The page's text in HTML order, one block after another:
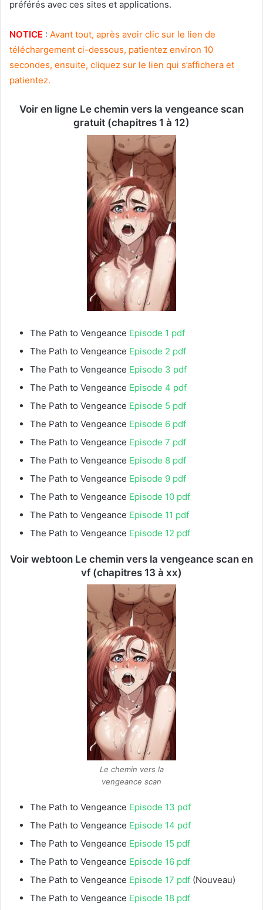
préférés avec ces sites et applications.
NOTICE : Avant tout, après avoir clic sur le lien de
téléchargement ci-dessous, patientez environ 10
secondes, ensuite, cliquez sur le lien qui s’affichera et
patientez.
Voir en ligne Le chemin vers la vengeance scan
gratuit (chapitres 1 à 12)
The Path to Vengeance Episode 1 pdf
The Path to Vengeance Episode 2 pdf
The Path to Vengeance Episode 3 pdf
The Path to Vengeance Episode 4 pdf
The Path to Vengeance Episode 5 pdf
The Path to Vengeance Episode 6 pdf
The Path to Vengeance Episode 7 pdf
The Path to Vengeance Episode 8 pdf
The Path to Vengeance Episode 9 pdf
The Path to Vengeance Episode 10 pdf
The Path to Vengeance Episode 11 pdf
The Path to Vengeance Episode 12 pdf
Voir webtoon Le chemin vers la vengeance scan en
vf (chapitres 13 à xx)
Le chemin vers la
vengeance scan
The Path to Vengeance Episode 13 pdf
The Path to Vengeance Episode 14 pdf
The Path to Vengeance Episode 15 pdf
The Path to Vengeance Episode 16 pdf
The Path to Vengeance Episode 17 pdf (Nouveau)
The Path to Vengeance Episode 18 pdf